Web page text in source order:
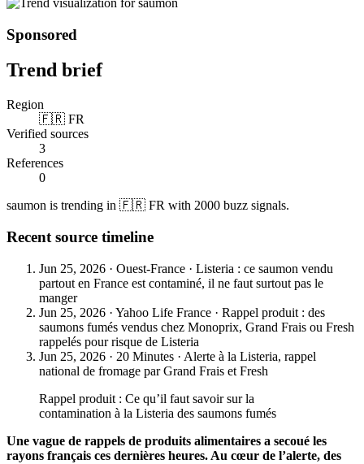
Sponsored
Trend brief
Region
🇫🇷 FR
Verified sources
3
References
0
saumon is trending in 🇫🇷 FR with 2000 buzz signals.
Recent source timeline
Jun 25, 2026 · Ouest-France · Listeria : ce saumon vendu
partout en France est contaminé, il ne faut surtout pas le
manger
Jun 25, 2026 · Yahoo Life France · Rappel produit : des
saumons fumés vendus chez Monoprix, Grand Frais ou Fresh
rappelés pour risque de Listeria
Jun 25, 2026 · 20 Minutes · Alerte à la Listeria, rappel
national de fromage par Grand Frais et Fresh
Rappel produit : Ce qu’il faut savoir sur la
contamination à la Listeria des saumons fumés
Une vague de rappels de produits alimentaires a secoué les
rayons français ces dernières heures. Au cœur de l’alerte, des